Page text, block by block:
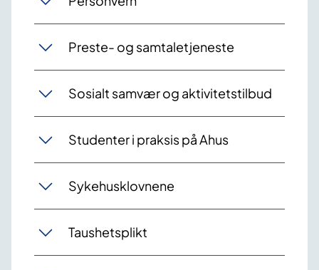
Preste- og samtaletjeneste
Sosialt samvær og aktivitetstilbud
Studenter i praksis på Ahus
Sykehusklovnene
Taushetsplikt